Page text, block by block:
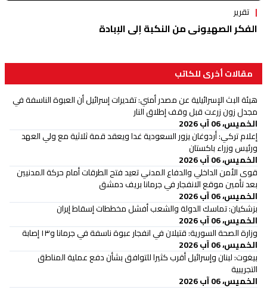
تقرير
الفكر الصهيوني من النكبة إلى الإبادة
مقالات أخرى للكاتب
هيئة البث الإسرائيلية عن مصدر أمني: تقديرات إسرائيل أن العبوة الناسفة في
مجدل زون زرعت قبل وقف إطلاق النار
الخميس، 06 آب 2026
إعلام تركي: أردوغان يزور السعودية غدا ويعقد قمة ثلاثية مع ولي العهد
ورئيس وزراء باكستان
الخميس، 06 آب 2026
قوى الأمن الداخلي والدفاع المدني تعيد فتح الطرقات أمام حركة المدنيين
بعد تأمين موقع الانفجار في جرمانا بريف دمشق
الخميس، 06 آب 2026
بزشكيان: تماسك الدولة والشعب أفشل مخططات إسقاط إيران
الخميس، 06 آب 2026
وزارة الصحة السورية: قتيلان في انفجار عبوة ناسفة في جرمانا و١٣ إصابة
الخميس، 06 آب 2026
بيغوت: لبنان وإسرائيل أقرب كثيرا للتوافق بشأن دفع عملية المناطق
التجريبية
الخميس، 06 آب 2026